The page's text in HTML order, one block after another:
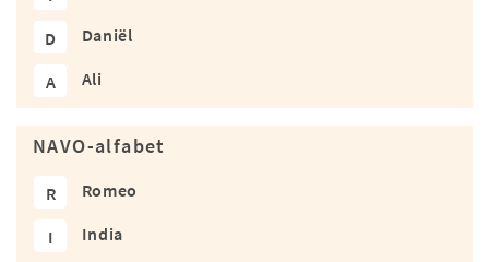
D Daniël
A Ali
NAVO-alfabet
R Romeo
I India